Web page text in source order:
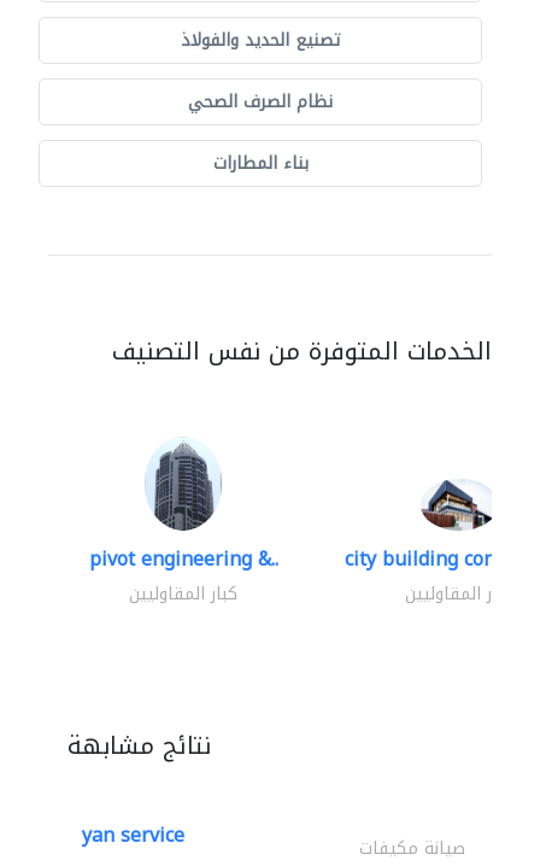
تصنيع الحديد والفولاذ
نظام الصرف الصحي
بناء المطارات
الخدمات المتوفرة من نفس التصنيف
pivot engineering &..
كبار المقاوليين
city building
كبار المقاوليين
نتائج مشابهة
yan service صيانة مكيفات